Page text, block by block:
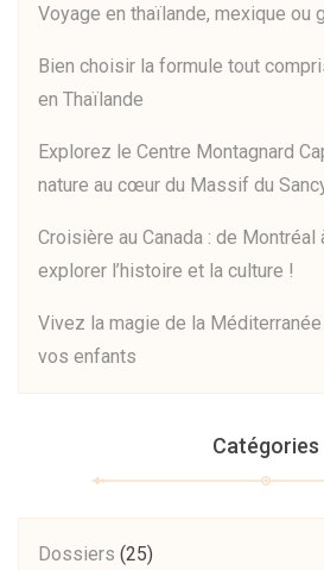
Voyage en thaïlande, mexique ou
Bien choisir la formule tout
en Thaïlande
Explorez le Centre Montagnard
nature au cœur du Massif du
Croisière au Canada : de Montréal
explorer l’histoire et la culture !
Vivez la magie de la
vos enfants
Catégories
Dossiers (25)